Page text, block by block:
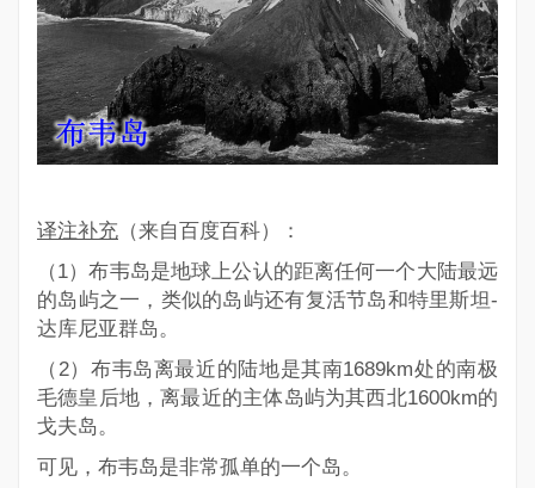
译注补充 （来自百度百科）：
（1）布韦岛是地球上公认的距离任何一个大陆最远
的岛屿之一 ，类似的岛屿还有复活节岛和特里斯坦-
达库尼亚群岛。
（2）布韦岛离最近的陆地是其南1689km处的南极
毛德皇后地，离最近的主体岛屿为其西北1600km的
戈夫岛。
可见，布韦岛是非常孤单的一个岛。